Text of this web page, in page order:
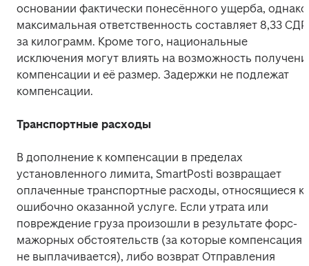
основании фактически понесённого ущерба, однако
максимальная ответственность составляет 8,33 СДР
за килограмм. Кроме того, национальные
исключения могут влиять на возможность
компенсации и её размер. Задержки не подлежат
компенсации.
Транспортные расходы
В дополнение к компенсации в пределах
установленного лимита, SmartPosti возвращает
оплаченные транспортные расходы, относящиеся к
ошибочно оказанной услуге. Если утрата или
повреждение груза произошли в результате форс-
мажорных обстоятельств (за которые компенсация
не выплачивается), либо возврат Отправления